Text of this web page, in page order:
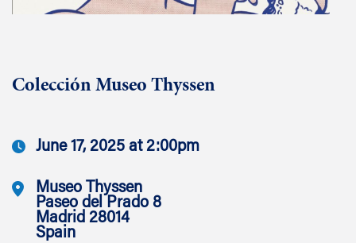
Colección Museo Thyssen
June 17, 2025 at 2:00pm
Museo Thyssen
Paseo del Prado 8
Madrid 28014
Spain